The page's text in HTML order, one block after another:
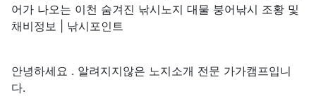
어가 나오는 이천 숨겨진 낚시노지 대물 붕어낚시 조황 및
채비정보 | 낚시포인트
안녕하세요 . 알려지지않은 노지소개 전문 가가캠프입니
다.